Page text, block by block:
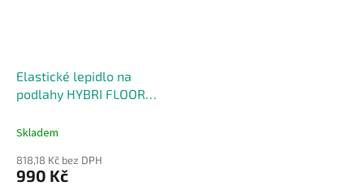
Elastické lepidlo na
podlahy HYBRI FLOOR
Skladem
818,18 Kč bez DPH
990 Kč